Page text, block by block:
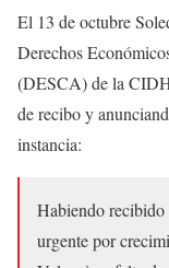
El 13 de octubre
Derechos
(DESCA) de la
de recibo y
instancia:
Habiendo
urgente por